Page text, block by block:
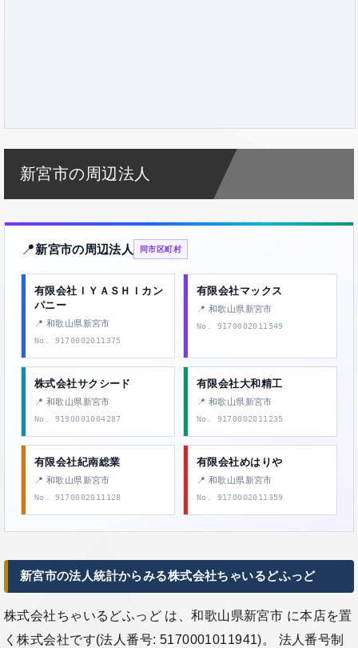
新宮市の周辺法人
📍新宮市の周辺法人 同市区町村
有限会社ＩＹＡＳＨＩカン
パニー
📍 和歌山県新宮市
No. 9170002011375
有限会社マックス
📍 和歌山県新宮市
No. 9170002011549
株式会社サクシード
📍 和歌山県新宮市
No. 9190001004287
有限会社大和精工
📍 和歌山県新宮市
No. 9170002011235
有限会社紀南総業
📍 和歌山県新宮市
No. 9170002011128
有限会社めはりや
📍 和歌山県新宮市
No. 9170002011359
新宮市の法人統計からみる株式会社ちゃいるどふっど
株式会社ちゃいるどふっど は、和歌山県新宮市 に本店を置
く株式会社です(法人番号: 5170001011941)。 法人番号制